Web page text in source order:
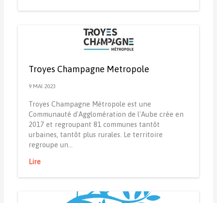
Troyes Champagne Metropole
9 MAI 2023
Troyes Champagne Métropole est une
Communauté d'Agglomération de l'Aube crée en
2017 et regroupant 81 communes tantôt
urbaines, tantôt plus rurales. Le territoire
regroupe un…
Lire